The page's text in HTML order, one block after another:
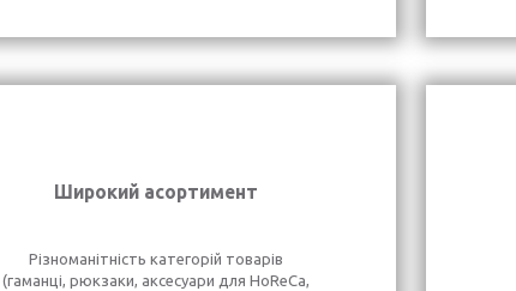
Широкий асортимент
Різноманітність категорій товарів
(гаманці, рюкзаки, аксесуари для HoReCa,